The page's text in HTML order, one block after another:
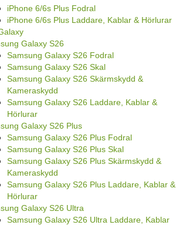
iPhone 6/6s Plus Fodral
iPhone 6/6s Plus Laddare, Kablar & Hörlurar
Galaxy S26
Samsung Galaxy S26 Fodral
Samsung Galaxy S26 Skal
Samsung Galaxy S26 Skärmskydd &
Kameraskydd
Samsung Galaxy S26 Laddare, Kablar &
Hörlurar
Galaxy S26 Plus
Samsung Galaxy S26 Plus Fodral
Samsung Galaxy S26 Plus Skal
Samsung Galaxy S26 Plus Skärmskydd &
Kameraskydd
Samsung Galaxy S26 Plus Laddare, Kablar &
Hörlurar
Galaxy S26 Ultra
Samsung Galaxy S26 Ultra Laddare, Kablar